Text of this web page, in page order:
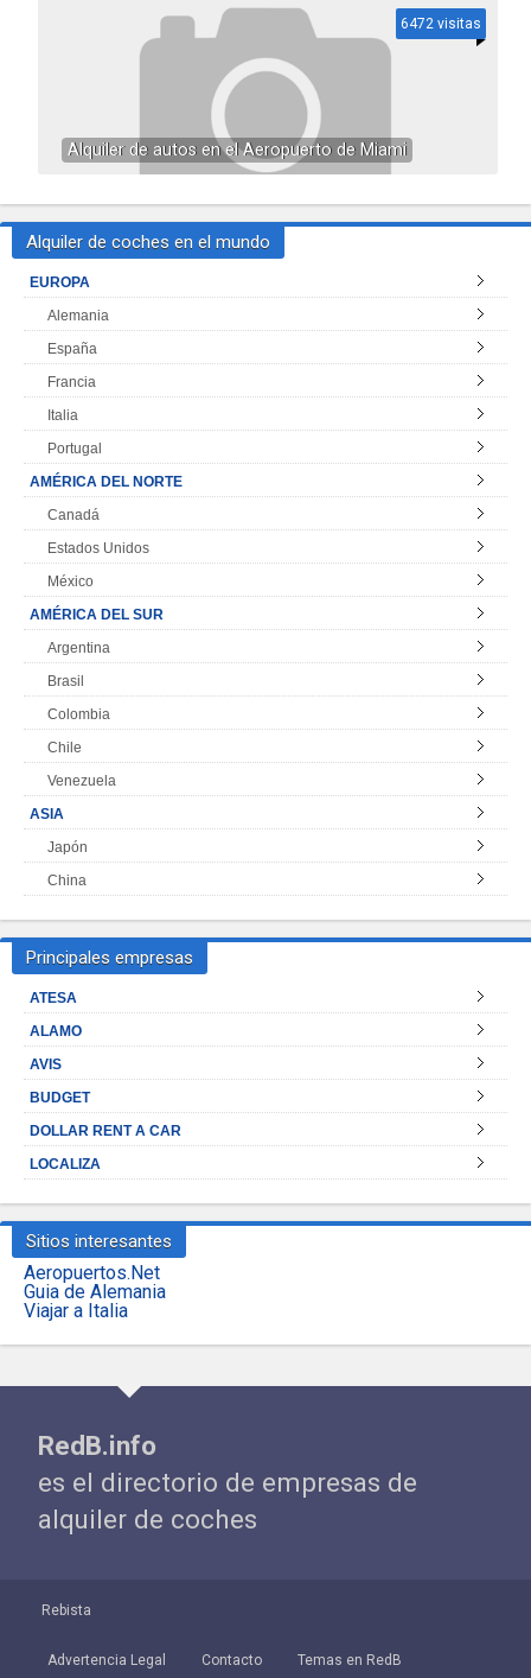
Alquiler de autos en el Aeropuerto de Miami
6472 visitas
Alquiler de coches en el mundo
EUROPA
Alemania
España
Francia
Italia
Portugal
AMÉRICA DEL NORTE
Canadá
Estados Unidos
México
AMÉRICA DEL SUR
Argentina
Brasil
Colombia
Chile
Venezuela
ASIA
Japón
China
Principales empresas
ATESA
ALAMO
AVIS
BUDGET
DOLLAR RENT A CAR
LOCALIZA
Sitios interesantes
Aeropuertos.Net
Guia de Alemania
Viajar a Italia
RedB.info
es el directorio de empresas de
alquiler de coches
Rebista
Advertencia Legal Contacto Temas en RedB